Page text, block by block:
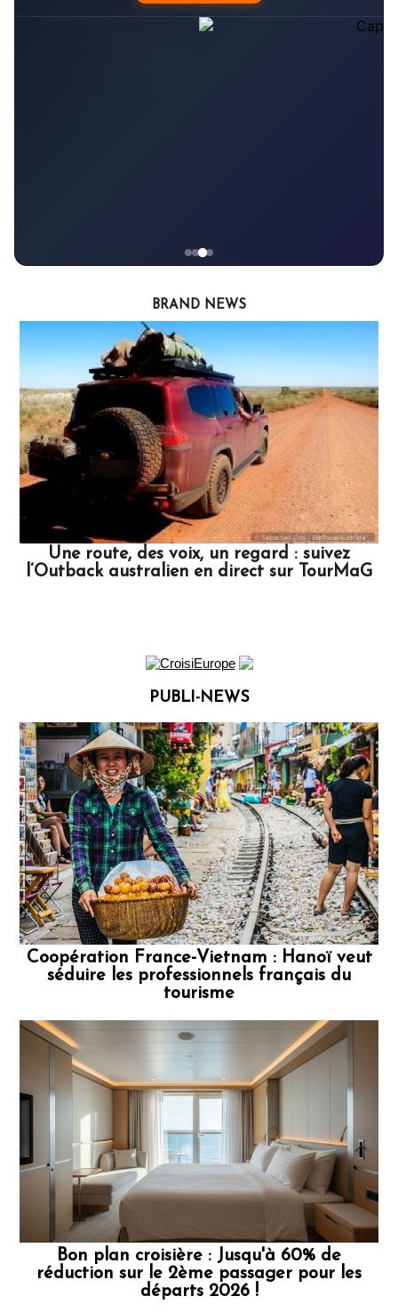
BRAND NEWS
Une route, des voix, un regard : suivez
l’Outback australien en direct sur TourMaG
PUBLI-NEWS
Coopération France-Vietnam : Hanoï veut
séduire les professionnels français du
tourisme
Bon plan croisière : Jusqu'à 60% de
réduction sur le 2ème passager pour les
départs 2026 !